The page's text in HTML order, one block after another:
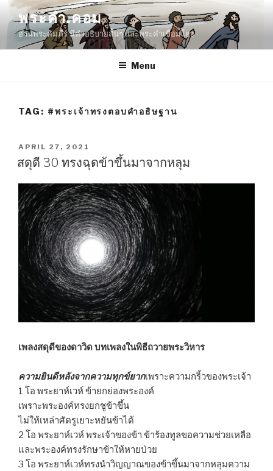
Skip
content
พระคำ.คอม
อ่านพระคัมภีร์ มีคำอธิบายสั้นๆ และพระคำเชื่อมโยง
Menu
TAG: #พระเจ้าทรงตอบคำอธิษฐาน
POSTED
ON
APRIL 27, 2021
สดุดี 30 ทรงฉุดข้าขึ้นมาจากหลุม
เพลงสดุดีของดาวิด บทเพลงในพิธีถวายพระวิหาร
ความยินดีหลังจากความทุกข์ยากเพราะความกริ้วของพระเจ้า
1 โอ พระยาห์เวห์ ข้ายกย่องพระองค์
เพราะพระองค์ทรงยกชูข้าขึ้น
ไม่ให้เหล่าศัตรูเยาะหยันข้าได้
2 โอ พระยาห์เวห์ พระเจ้าของข้า ข้าร้องทูลขอความช่วยเหลือ
และพระองค์ทรงรักษาข้าให้หายป่วย
3 โอ พระยาห์เวห์ทรงนำวิญญาณของข้าขึ้นมาจากหลุมความ